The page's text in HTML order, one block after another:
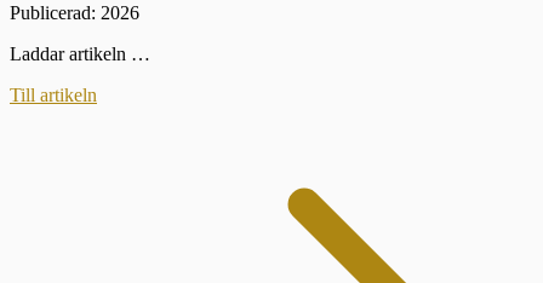
Publicerad: 2026
Laddar artikeln …
Till artikeln